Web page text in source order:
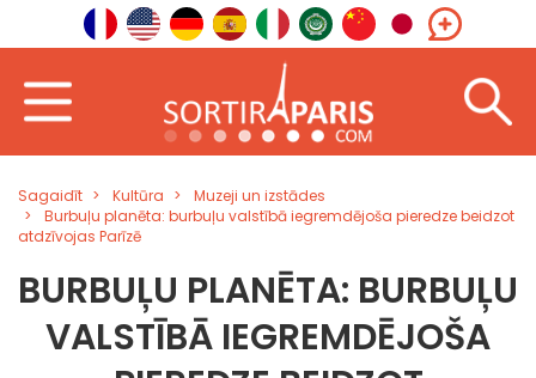
Sagaidīt Kultūra
Muzeji un izstādes
Burbuļu planēta: burbuļu valstībā iegremdējoša pieredze beidzot
atdzīvojas Parīzē
BURBUĻU PLANĒTA: BURBUĻU
VALSTĪBĀ IEGREMDĒJOŠA